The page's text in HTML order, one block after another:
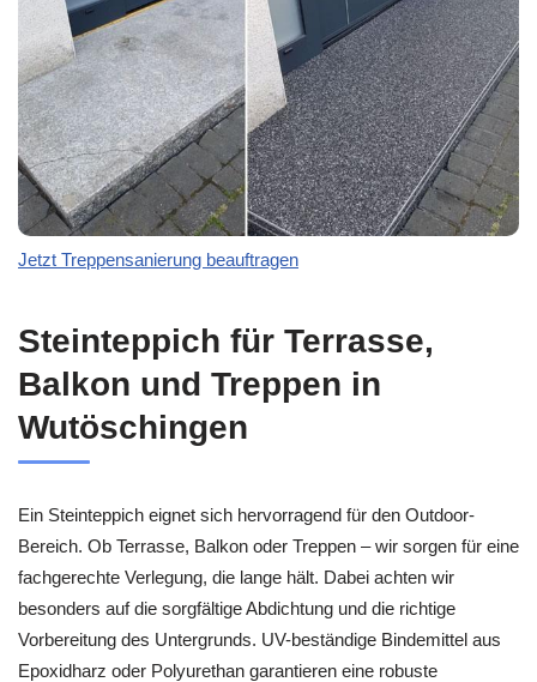
Jetzt Treppensanierung beauftragen
Steinteppich für Terrasse,
Balkon und Treppen in
Wutöschingen
Ein Steinteppich eignet sich hervorragend für den Outdoor-
Bereich. Ob Terrasse, Balkon oder Treppen – wir sorgen für eine
fachgerechte Verlegung, die lange hält. Dabei achten wir
besonders auf die sorgfältige Abdichtung und die richtige
Vorbereitung des Untergrunds. UV-beständige Bindemittel aus
Epoxidharz oder Polyurethan garantieren eine robuste